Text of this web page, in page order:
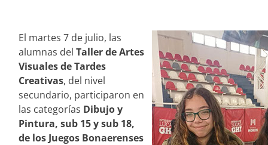
El martes 7 de julio, las
alumnas del Taller de Artes
Visuales de Tardes
Creativas, del nivel
secundario, participaron en
las categorías Dibujo y
Pintura, sub 15 y sub 18,
de los Juegos Bonaerenses